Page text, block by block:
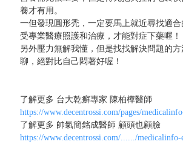
養才有用。
一但發現圓形禿，一定要馬上就近尋找適
受專業醫療照護和治療，才能對症下藥喔！
另外壓力無解我懂，但是找找解決問題的
聊，絕對比自己悶著好喔！
了解更多 台大乾癬專家 陳柏樺醫師
https://www.decentrossi.com/pages/
了解更多 帥氣簡銘成醫師 顧頭也顧臉
https://www.decentrossi.com/....../medicalinfo-